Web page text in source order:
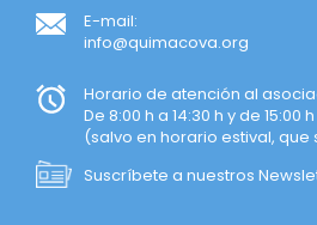
E-mail:
info@quimacova.org
Horario de atención al
De 8:00 h a 14:30 h y de 15:00
(salvo en horario estival, que
Suscríbete a nuestros